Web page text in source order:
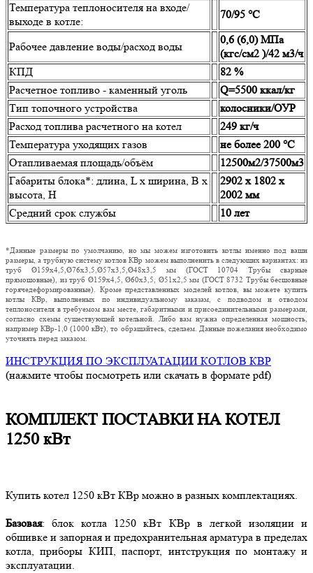
Температура теплоносителя на входе/
выходе в котле:
70/95 °С
Рабочее давление воды/расход воды
0,6 (6,0) МПа
(кгс/см2 )/42 м3/ч
КПД
82 %
Расчетное топливо - каменный уголь
Q=5500 ккал/кг
Тип топочного устройства
колосники/ОУР
Расход топлива расчетного на котел
249 кг/ч
Температура уходящих газов
не более 200 °С
Отапливаемая площадь/объём
12500м2/37500м3
Габариты блока*: длина, L х ширина, B х
высота, H
2902 х 1802 х
2002 мм
Средний срок службы
10 лет
*Данные размеры по умолчанию, но мы можем изготовить котлы именно под ваши
размеры, а трубную систему котлов КВр можем выполненить в следующих вариантах: из
труб Ø159х4,5,Ø76х3,5,Ø57х3,5,Ø48х3,5 мм (ГОСТ 10704 Трубы сварные
прямошовные), из труб Ø159х4,5, Ø60х3,5, Ø51х2,5 мм (ГОСТ 8732 Трубы бесшовные
горячедеформированные). Кроме представленных моделей котлов, вы можете купить
котлы КВр, выполненых по индивидуальному заказам, с подводом и отводом
теплоносителя в требуемом вам месте, габаритными и присоединительными размерами,
согласно схемы существующей котельной. Либо вам нужна определенная мощность,
например КВр-1,0 (1000 кВт), то обращайтесь, сделаем. Данные пожелания необходимо
уточнять перед заказом.
ИНСТРУКЦИЯ ПО ЭКСПЛУАТАЦИИ КОТЛОВ КВР
(нажмите чтобы посмотреть или скачать в формате pdf)
КОМПЛЕКТ ПОСТАВКИ НА КОТЕЛ
1250 кВт
Купить котел 1250 кВт КВр можно в разных комплектациях.
Базовая: блок котла 1250 кВт КВр в легкой изоляции и
обшивке и запорная и предохранительная арматура в пределах
котла, приборы КИП, паспорт, интструкция по монтажу и
эксплуатации.